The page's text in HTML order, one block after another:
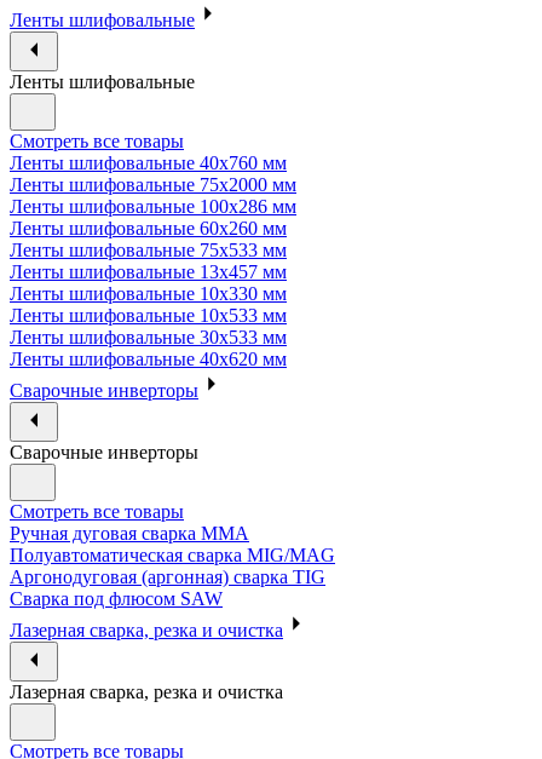
Ленты шлифовальные
Ленты шлифовальные
Смотреть все товары
Ленты шлифовальные 40х760 мм
Ленты шлифовальные 75х2000 мм
Ленты шлифовальные 100х286 мм
Ленты шлифовальные 60х260 мм
Ленты шлифовальные 75х533 мм
Ленты шлифовальные 13х457 мм
Ленты шлифовальные 10х330 мм
Ленты шлифовальные 10х533 мм
Ленты шлифовальные 30х533 мм
Ленты шлифовальные 40х620 мм
Сварочные инверторы
Сварочные инверторы
Смотреть все товары
Ручная дуговая сварка MMA
Полуавтоматическая сварка MIG/MAG
Аргонодуговая (аргонная) сварка TIG
Сварка под флюсом SAW
Лазерная сварка, резка и очистка
Лазерная сварка, резка и очистка
Смотреть все товары